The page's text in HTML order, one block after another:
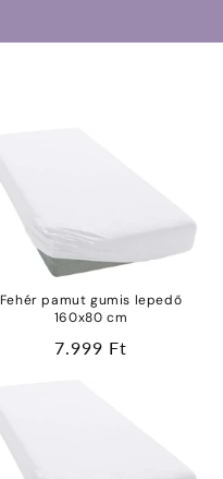
Fehér pamut gumis lepedő
160x80 cm
Normál
7.999 Ft